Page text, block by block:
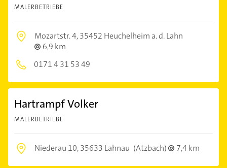
MALERBETRIEBE
Mozartstr. 4,35452 Heuchelheim a. d. Lahn
6,9 km
0171 4 31 53 49
Hartrampf Volker
MALERBETRIEBE
Niederau 10,35633 Lahnau (Atzbach) 7,4 km